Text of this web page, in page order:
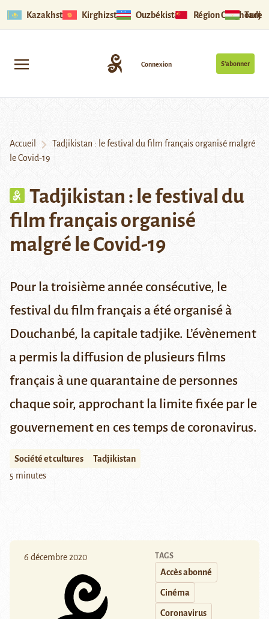
Kazakhstan Kirghizstan Ouzbékistan Région Ouïghoure
S’abonner
Connexion
Accueil
Tadjikistan : le festival du film français organisé malgré
le Covid-19
Tadjikistan : le festival du
film français organisé
malgré le Covid-19
Pour la troisième année consécutive, le
festival du film français a été organisé à
Douchanbé, la capitale tadjike. L’évènement
a permis la diffusion de plusieurs films
français à une quarantaine de personnes
chaque soir, approchant la limite fixée par le
gouvernement en ces temps de coronavirus.
Société et cultures
Tadjikistan
5 minutes
6 décembre 2020 TAGS
Accès abonné
Cinéma
Coronavirus